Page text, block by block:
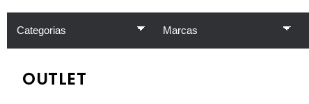
OUTLET